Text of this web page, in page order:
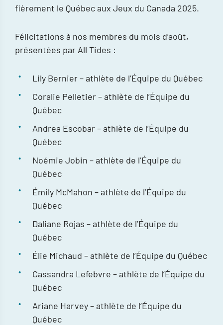
fièrement le Québec aux Jeux du Canada 2025.
Félicitations à nos membres du mois d’août,
présentées par All Tides :
Lily Bernier – athlète de l’Équipe du Québec
Coralie Pelletier – athlète de l’Équipe du
Québec
Andrea Escobar – athlète de l’Équipe du
Québec
Noémie Jobin – athlète de l’Équipe du
Québec
Émily McMahon – athlète de l’Équipe du
Québec
Daliane Rojas – athlète de l’Équipe du
Québec
Élie Michaud – athlète de l’Équipe du Québec
Cassandra Lefebvre – athlète de l’Équipe du
Québec
Ariane Harvey – athlète de l’Équipe du
Québec